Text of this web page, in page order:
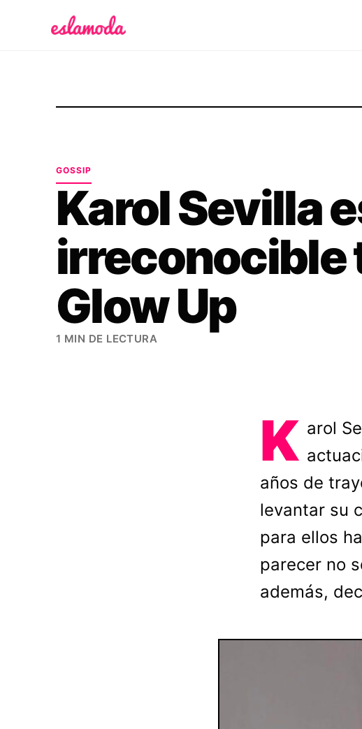
GOSSIP
Karol Sevilla
irreconocible
Glow Up
1 MIN DE LECTURA
K arol
años de
levantar su
para ellos
parecer no
además,